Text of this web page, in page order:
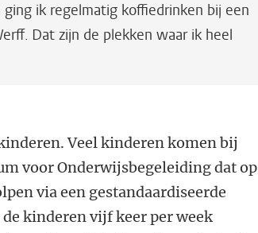
ik regelmatig koffiedrinken bij een
Dat zijn de plekken waar ik heel
Veel kinderen komen bij
voor Onderwijsbegeleiding dat op
via een gestandaardiseerde
kinderen vijf keer per week